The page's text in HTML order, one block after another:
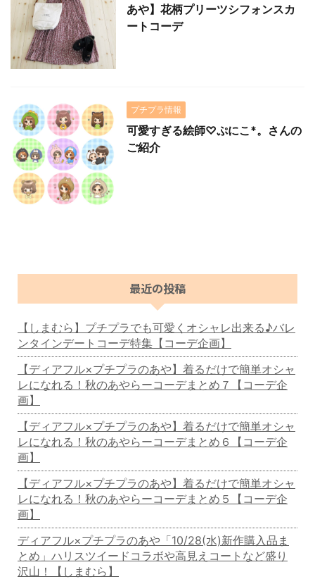
あや】花柄プリーツシフォンスカ
ートコーデ
プチプラ情報
可愛すぎる絵師♡ぷにこ*。さんの
ご紹介
最近の投稿
【しまむら】プチプラでも可愛くオシャレ出来る♪バレ
ンタインデートコーデ特集【コーデ企画】
【ディアフル×プチプラのあや】着るだけで簡単オシャ
レになれる！秋のあやらーコーデまとめ７【コーデ企
画】
【ディアフル×プチプラのあや】着るだけで簡単オシャ
レになれる！秋のあやらーコーデまとめ６【コーデ企
画】
【ディアフル×プチプラのあや】着るだけで簡単オシャ
レになれる！秋のあやらーコーデまとめ５【コーデ企
画】
ディアフル×プチプラのあや「10/28(水)新作購入品ま
とめ」ハリスツイードコラボや高見えコートなど盛り
沢山！【しまむら】